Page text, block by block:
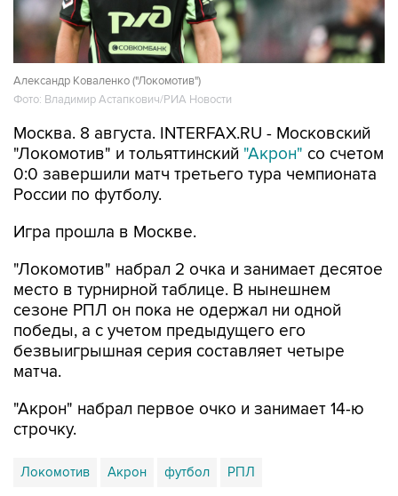
Александр Коваленко ("Локомотив")
Фото: Владимир Астапкович/РИА Новости
Москва. 8 августа. INTERFAX.RU - Московский
"Локомотив" и тольяттинский "Акрон" со счетом
0:0 завершили матч третьего тура чемпионата
России по футболу.
Игра прошла в Москве.
"Локомотив" набрал 2 очка и занимает десятое
место в турнирной таблице. В нынешнем
сезоне РПЛ он пока не одержал ни одной
победы, а с учетом предыдущего его
безвыигрышная серия составляет четыре
матча.
"Акрон" набрал первое очко и занимает 14-ю
строчку.
Локомотив Акрон футбол РПЛ